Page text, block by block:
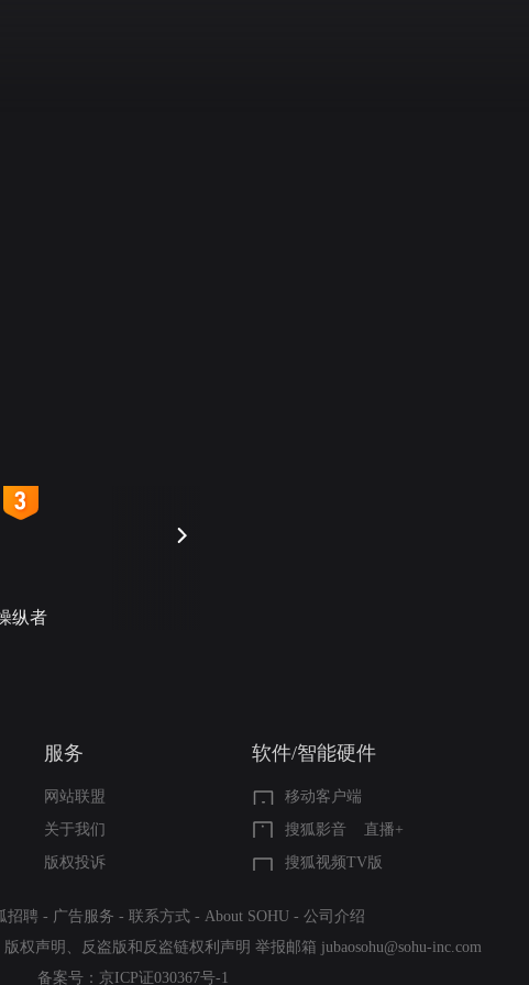
纵者
服务
网站联盟
关于我们
版权投诉
软件/智能硬件
移动客户端
搜狐影音
直播+
搜狐视频TV版
招聘 - 广告服务 - 联系方式 - About SOHU - 公司介绍
版权声明 、 反盗版和反盗链权利声明 举报邮箱 jubaosohu@sohu-inc.com
备案号： 京ICP证030367号-1